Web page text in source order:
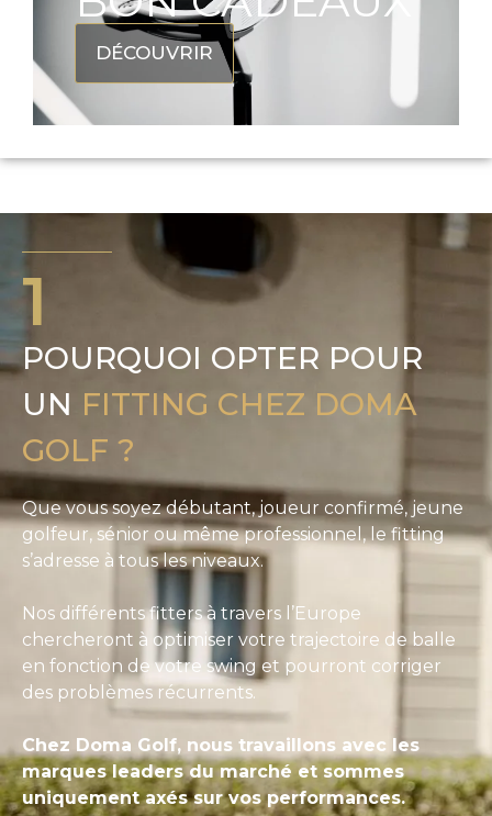
DÉCOUVRIR
1
POURQUOI OPTER POUR
UN FITTING CHEZ DOMA
GOLF ?
Que vous soyez débutant, joueur confirmé, jeune
golfeur, sénior ou même professionnel, le fitting
s’adresse à tous les niveaux.
Nos différents fitters à travers l’Europe
chercheront à optimiser votre trajectoire de balle
en fonction de votre swing et pourront corriger
des problèmes récurrents.
Chez Doma Golf, nous travaillons avec les
marques leaders du marché et sommes
uniquement axés sur vos performances.